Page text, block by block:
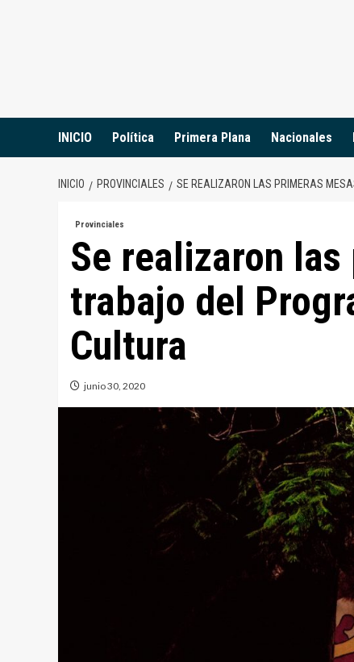
INICIO Política Primera Plana Nacionales
INICIO PROVINCIALES SE REALIZARON LAS PRIMERAS
Provinciales
Se realizaron
trabajo del
Cultura
junio 30, 2020